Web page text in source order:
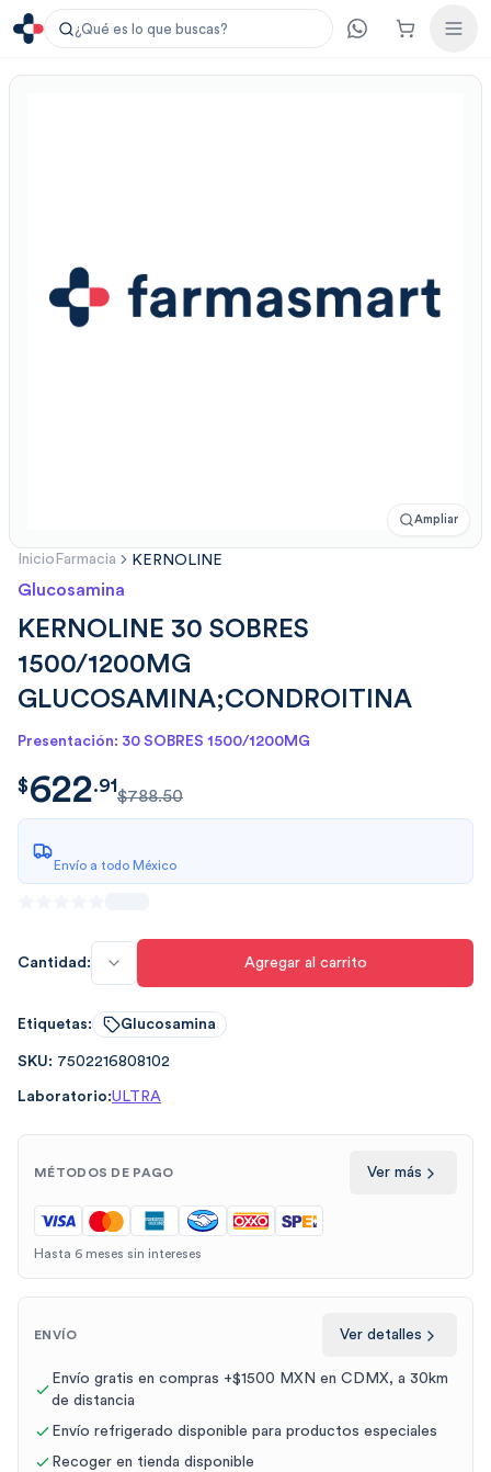
¿Qué es lo que buscas?
Ampliar
Inicio Farmacia KERNOLINE
Glucosamina
KERNOLINE 30 SOBRES
1500/1200MG
GLUCOSAMINA;CONDROITINA
Presentación: 30 SOBRES 1500/1200MG
$622.9125
$622.91
$788.50
Envío a todo México
Cantidad: Agregar al carrito
Etiquetas: Glucosamina
SKU: 7502216808102
Laboratorio:ULTRA
MÉTODOS DE PAGO Ver más
Hasta 6 meses sin intereses
ENVÍO Ver detalles
Envío gratis en compras +$1500 MXN en CDMX, a 30km
de distancia
Envío refrigerado disponible para productos especiales
Recoger en tienda disponible